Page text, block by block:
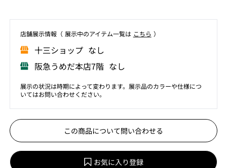
店舗展⽰情報（ 展⽰中のアイテム⼀覧は こちら ）
⼗三ショップ なし
阪急うめだ本店7階 なし
展示の状況は時期によって変わります。展示品のカラーや仕様につ
いてはお問い合わせください。
この商品について問い合わせる
お気に入り登録